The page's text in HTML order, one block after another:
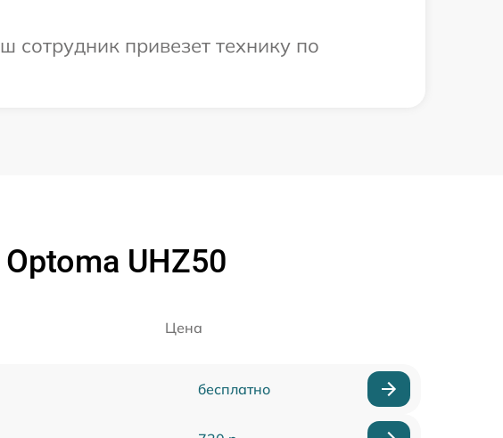
привезет технику по
UHZ50
Цена
бесплатно